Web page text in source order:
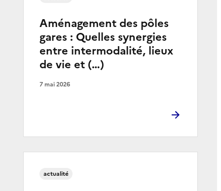
Aménagement des pôles
gares : Quelles synergies
entre intermodalité, lieux
de vie et (…)
7 mai 2026
actualité